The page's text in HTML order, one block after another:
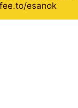
esanok